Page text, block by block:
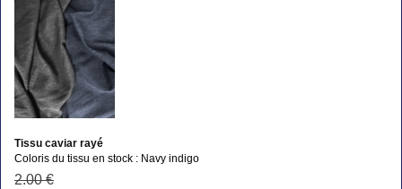
Tissu caviar rayé
Coloris du tissu en stock : Navy indigo
2.00 €